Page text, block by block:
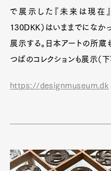
で展示した『未来は現在
130DKK）はいままでになか
展示する。日本アートの所
つばのコレクションも展示（下
https://designmuseum.dk